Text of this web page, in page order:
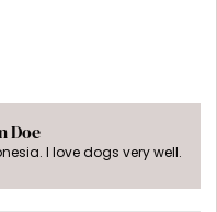
Doe
I love dogs very well.